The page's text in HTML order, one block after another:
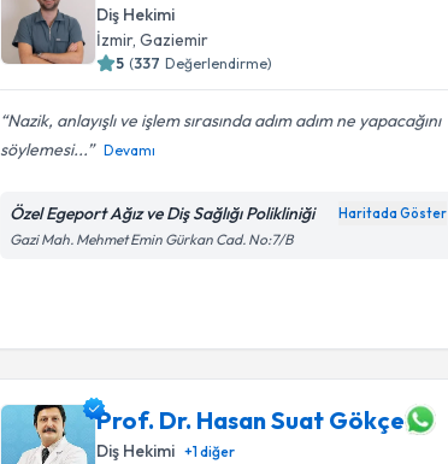
Diş Hekimi
İzmir, Gaziemir
5 (337 Değerlendirme)
Nazik, anlayışlı ve işlem sırasında adım adım ne yapacağını
söylemesi...
Devamı
Özel Egeport Ağız ve Diş Sağlığı Polikliniği Haritada Göster
Gazi Mah. Mehmet Emin Gürkan Cad. No:7/B
Prof. Dr. Hasan Suat Gökçe
Diş Hekimi +1diğer